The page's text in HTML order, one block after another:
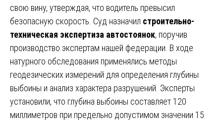
свою вину, утверждая, что водитель превысил
безопасную скорость. Суд назначил строительно-
техническая экспертиза автостоянок, поручив
производство экспертам нашей федерации. В ходе
натурного обследования применялись методы
геодезических измерений для определения глубины
выбоины и анализ характера разрушений. Эксперты
установили, что глубина выбоины составляет 120
миллиметров при предельно допустимом значении 15